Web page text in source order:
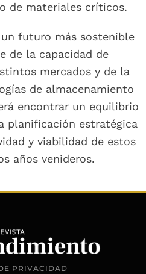
de materiales críticos.
futuro más sostenible
de la capacidad de
mercados y de la
de almacenamiento
encontrar un equilibrio
planificación estratégica
y viabilidad de estos
años venideros.
PRIVACIDAD